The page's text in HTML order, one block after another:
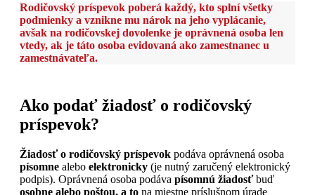
Rodičovský príspevok poberá každý, kto splní všetky
podmienky a vznikne mu nárok na jeho vyplácanie,
avšak na rodičovskej dovolenke je oprávnená osoba len
vtedy, ak je táto osoba evidovaná ako zamestnanec u
zamestnávateľa.
Ako podať žiadosť o rodičovský
príspevok?
Žiadosť o rodičovský príspevok podáva oprávnená osoba
písomne alebo elektronicky (je nutný zaručený elektronický
podpis). Oprávnená osoba podáva písomnú žiadosťbuď
osobne alebo poštou, a to na miestne príslušnom úrade